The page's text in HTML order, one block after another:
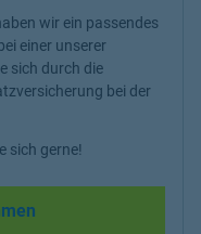
wir ein passendes
einer unserer
sich durch die
bei der
sich gerne!